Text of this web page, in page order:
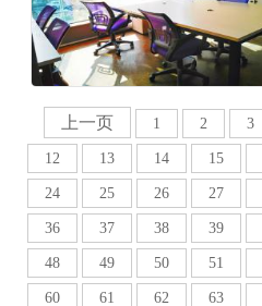
上一页 1 2 3
12 13 14 15
24 25 26 27
36 37 38 39
48 49 50 51
60 61 62 63